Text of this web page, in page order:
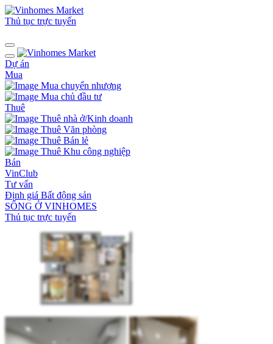
Thủ tục trực tuyến
Dự án
Mua
Mua chuyển nhượng
Mua chủ đầu tư
Thuê
Thuê nhà ở/Kinh doanh
Thuê Văn phòng
Thuê Bán lẻ
Thuê Khu công nghiệp
Bán
VinClub
Tư vấn
Định giá Bất động sản
SỐNG Ở VINHOMES
Thủ tục trực tuyến